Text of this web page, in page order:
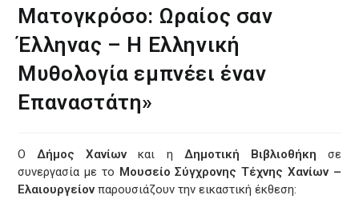
Ματογκρόσο: Ωραίος σαν
Έλληνας – Η Ελληνική
Μυθολογία εμπνέει έναν
Επαναστάτη»
ΟΔήμος Χανίων και η Δημοτική Βιβλιοθήκη σε
συνεργασία με το Μουσείο Σύγχρονης Τέχνης Χανίων –
Ελαιουργείον παρουσιάζουν την εικαστική έκθεση: